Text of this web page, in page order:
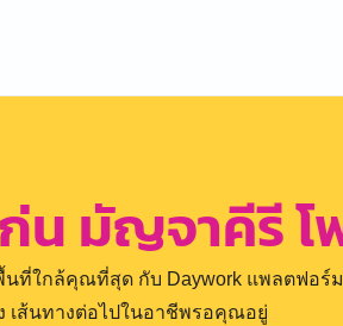
น มัญจาคีรี โ
ที่ใกล้คุณที่สุด กับ Daywork แพลตฟอร์
เส้นทางต่อไปในอาชีพรอคุณอยู่